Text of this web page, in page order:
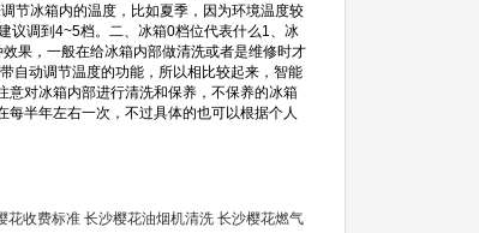
节冰箱内的温度，比如夏季，因为环境温度较
议调到4~5档。二、冰箱0档位代表什么1、冰
果，一般在给冰箱内部做清洗或者是维修时才
自动调节温度的功能，所以相比较起来，智能
意对冰箱内部进行清洗和保养，不保养的冰箱
半年左右一次，不过具体的也可以根据个人
花收费标准 长沙樱花油烟机清洗 长沙樱花燃气